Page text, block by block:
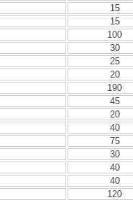
15
15
100
30
25
20
190
45
20
40
75
30
40
40
120